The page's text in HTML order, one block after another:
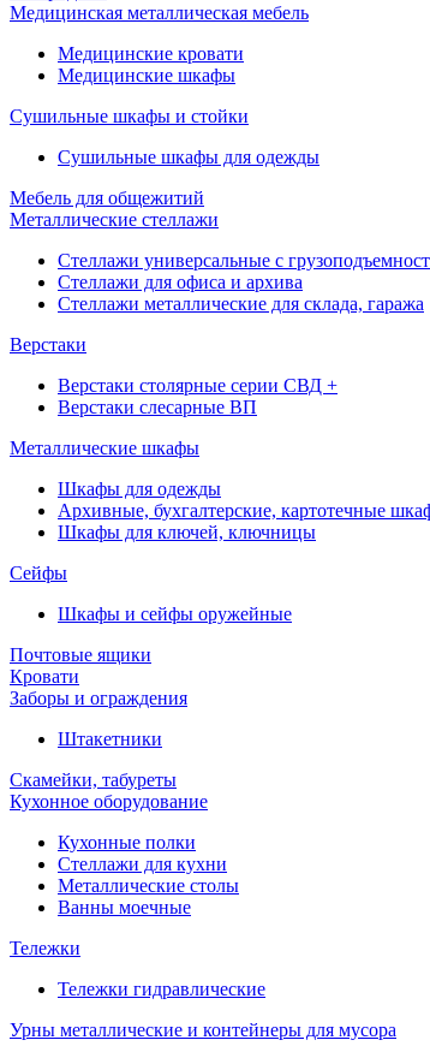
Медицинская металлическая мебель
Медицинские кровати
Медицинские шкафы
Сушильные шкафы и стойки
Сушильные шкафы для одежды
Мебель для общежитий
Металлические стеллажи
Стеллажи универсальные с
Стеллажи для офиса и архива
Стеллажи металлические для склада, гаража
Верстаки
Верстаки столярные серии СВД +
Верстаки слесарные ВП
Металлические шкафы
Шкафы для одежды
Архивные, бухгалтерские, картотечные
Шкафы для ключей, ключницы
Сейфы
Шкафы и сейфы оружейные
Почтовые ящики
Кровати
Заборы и ограждения
Штакетники
Скамейки, табуреты
Кухонное оборудование
Кухонные полки
Стеллажи для кухни
Металлические столы
Ванны моечные
Тележки
Тележки гидравлические
Урны металлические и контейнеры для мусора